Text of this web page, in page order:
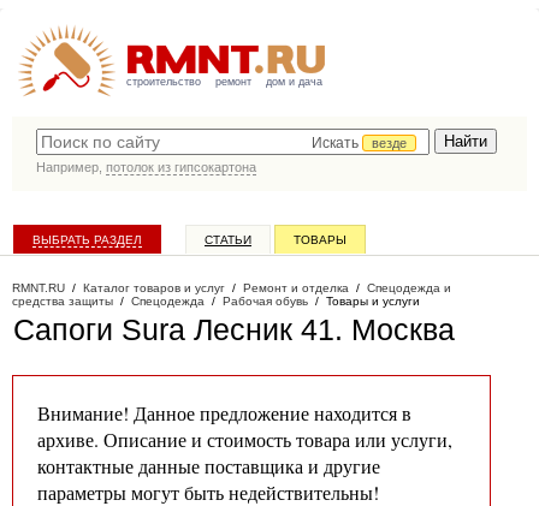
строительство ремонт дом и дача
Искать
везде
Например, потолок из гипсокартона
ВЫБРАТЬ РАЗДЕЛ СТАТЬИ ТОВАРЫ
RMNT.RU / Каталог товаров и услуг / Ремонт и отделка / Спецодежда и
средства защиты / Спецодежда / Рабочая обувь / Товары и услуги
Сапоги Sura Лесник 41. Москва
Внимание! Данное предложение находится в
архиве. Описание и стоимость товара или услуги,
контактные данные поставщика и другие
параметры могут быть недействительны!